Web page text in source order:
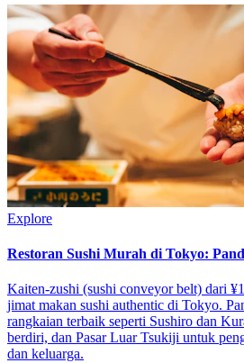
Explore
Restoran Sushi Murah di Tokyo:
Kaiten-zushi (sushi conveyor belt) dari
jimat makan sushi authentic di Tokyo.
rangkaian terbaik seperti Sushiro dan
berdiri, dan Pasar Luar Tsukiji untuk
dan keluarga.